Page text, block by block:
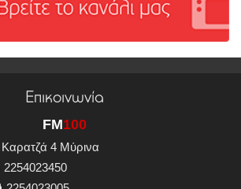
Επικοινωνία
FM100
Καρατζά 4 Μύρινα
2254023450